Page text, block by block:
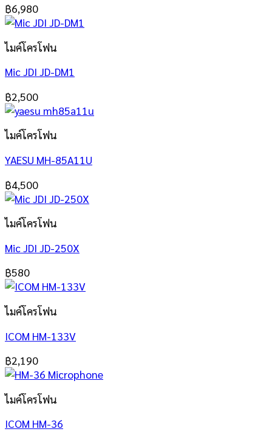
฿6,980
ไมค์โครโฟน
Mic JDI JD-DM1
฿2,500
ไมค์โครโฟน
YAESU MH-85A11U
฿4,500
ไมค์โครโฟน
Mic JDI JD-250X
฿580
ไมค์โครโฟน
ICOM HM-133V
฿2,190
ไมค์โครโฟน
ICOM HM-36